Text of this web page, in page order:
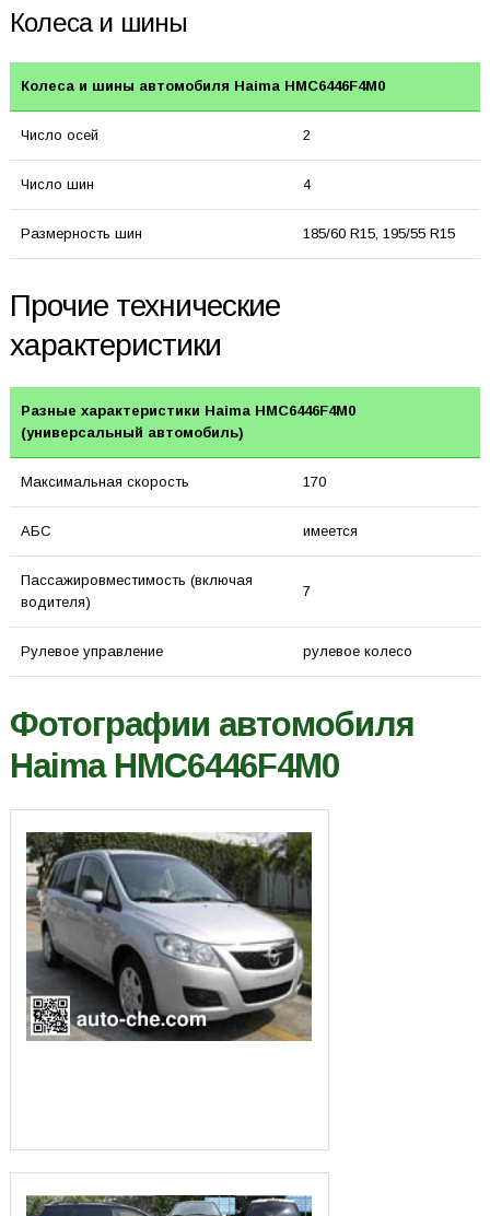
Колеса и шины
Колеса и шины автомобиля Haima HMC6446F4M0
Число осей 2
Число шин 4
Размерность шин 185/60 R15, 195/55 R15
Прочие технические
характеристики
Разные характеристики Haima HMC6446F4M0
(универсальный автомобиль)
Максимальная скорость 170
АБС имеется
Пассажировместимость (включая
водителя)
7
Рулевое управление рулевое колесо
Фотографии автомобиля
Haima HMC6446F4M0